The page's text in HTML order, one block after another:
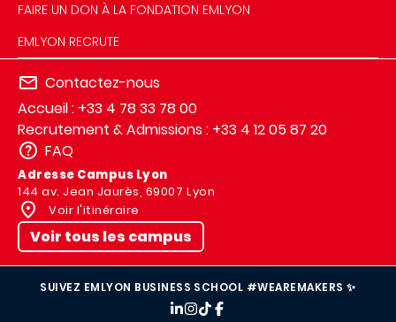
FAIRE UN DON À LA FONDATION EMLYON
EMLYON RECRUTE
Contactez-nous
Accueil : +33 4 78 33 78 00
Recrutement & Admissions : +33 4 12 05 87 20
FAQ
Adresse Campus Lyon
144 av. Jean Jaurès, 69007 Lyon
Voir l'itinéraire
Voir tous les campus
SUIVEZ EMLYON BUSINESS SCHOOL #WEAREMAKERS ✨